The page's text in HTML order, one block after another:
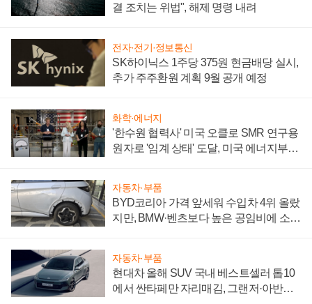
결 조치는 위법", 해제 명령 내려
전자·전기·정보통신
SK하이닉스 1주당 375원 현금배당 실시,
추가 주주환원 계획 9월 공개 예정
화학·에너지
'한수원 협력사' 미국 오클로 SMR 연구용
원자로 '임계 상태' 도달, 미국 에너지부
자동차·부품
BYD코리아 가격 앞세워 수입차 4위 올랐
지만, BMW·벤츠보다 높은 공임비에 소비
자동차·부품
현대차 올해 SUV 국내 베스트셀러 톱10
에서 싼타페만 자리매김, 그랜저·아반떼